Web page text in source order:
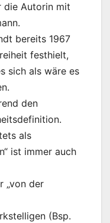
die Autorin mit
bereits 1967
festhielt,
sich als wäre es
den
als
ist immer auch
„von der
(Bsp.